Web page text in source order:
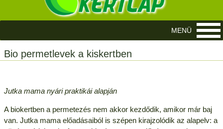
Bio permetlevek a kiskertben
Jutka mama nyári praktikái alapján
A biokertben a permetezés nem akkor kezdődik, amikor már baj
van. Jutka mama előadásaiból is szépen kirajzolódik az alapelv: a